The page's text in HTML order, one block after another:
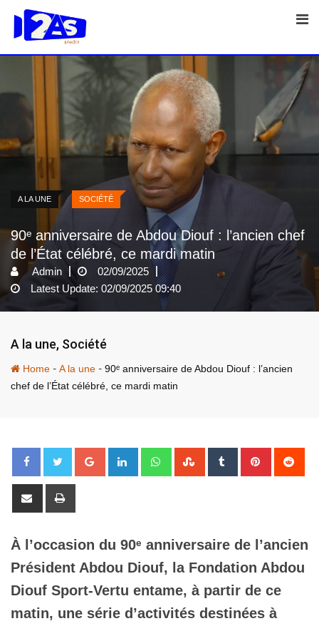
content
A LA UNE SOCIÉTÉ
90ᵉ anniversaire de Abdou Diouf : l’ancien chef
de l’État célébré, ce mardi matin
Admin
02/09/2025
Latest Update: 02/09/2025 09:40
A la une, Société
Home - A la une - 90ᵉ anniversaire de Abdou Diouf : l’ancien
chef de l’État célébré, ce mardi matin
Google+ LinkedIn WhatsappStumbleUpon
Tumblr Pinterest
Share
À l’occasion du 90ᵉ anniversaire de l’ancien
Président Abdou Diouf, la Fondation Abdou
Diouf Sport-Vertu entame, à partir de ce
matin, une série d’activités destinées à